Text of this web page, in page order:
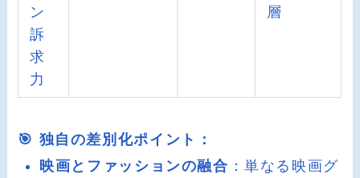
ン
訴
求
力
層
🎯 独自の差別化ポイント：
映画とファッションの融合 ：単なる映画グ